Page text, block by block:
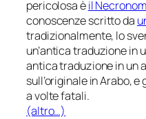
pericolosa èil
conoscenze scritto da
tradizionalmente, lo
un’antica traduzione in
antica traduzione in un
sull’originale in Arabo,
a volte fatali.
(altro…)